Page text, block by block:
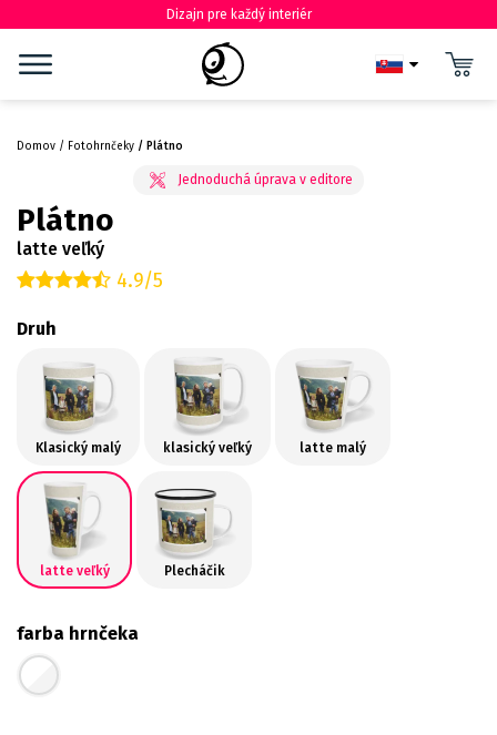
Dizajn pre každý interiér
Domov Fotohrnčeky Plátno
Plátno
latte veľký
4.9/5
Druh
Klasický malý klasický veľký latte malý
latte veľký Plecháčik
farba hrnčeka